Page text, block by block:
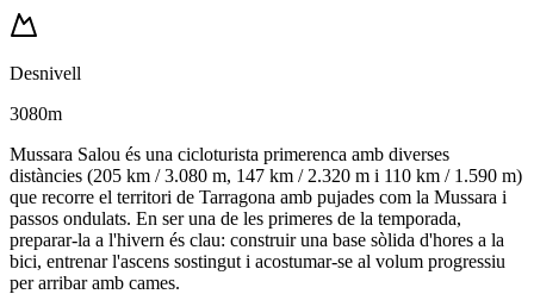
Desnivell
3080m
Mussara Salou és una cicloturista primerenca amb diverses
distàncies (205 km / 3.080 m, 147 km / 2.320 m i 110 km / 1.590 m)
que recorre el territori de Tarragona amb pujades com la Mussara i
passos ondulats. En ser una de les primeres de la temporada,
preparar-la a l'hivern és clau: construir una base sòlida d'hores a la
bici, entrenar l'ascens sostingut i acostumar-se al volum progressiu
per arribar amb cames.